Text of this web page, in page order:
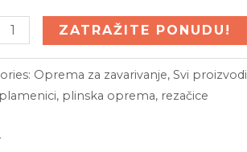
ZATRAŽITE PONUDU!
Oprema za zavarivanje, Svi proizvodi
plamenici, plinska oprema, rezačice